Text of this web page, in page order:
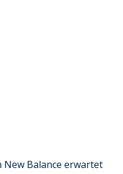
New Balance erwartet